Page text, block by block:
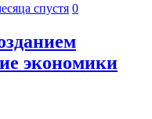
спустя 0
экономики